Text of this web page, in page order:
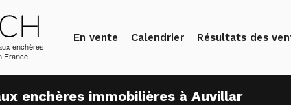
enchères
France
En vente Calendrier Résultats des
enchères immobilières à Auvillar